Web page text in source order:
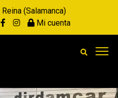
(Salamanca)
Mi cuenta